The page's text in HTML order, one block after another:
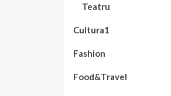
Teatru
Cultura1
Fashion
Food&Travel